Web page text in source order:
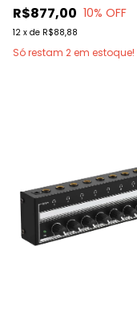
R$877,00 10% OFF
12 x de R$88,88
Só restam 2 em estoque!